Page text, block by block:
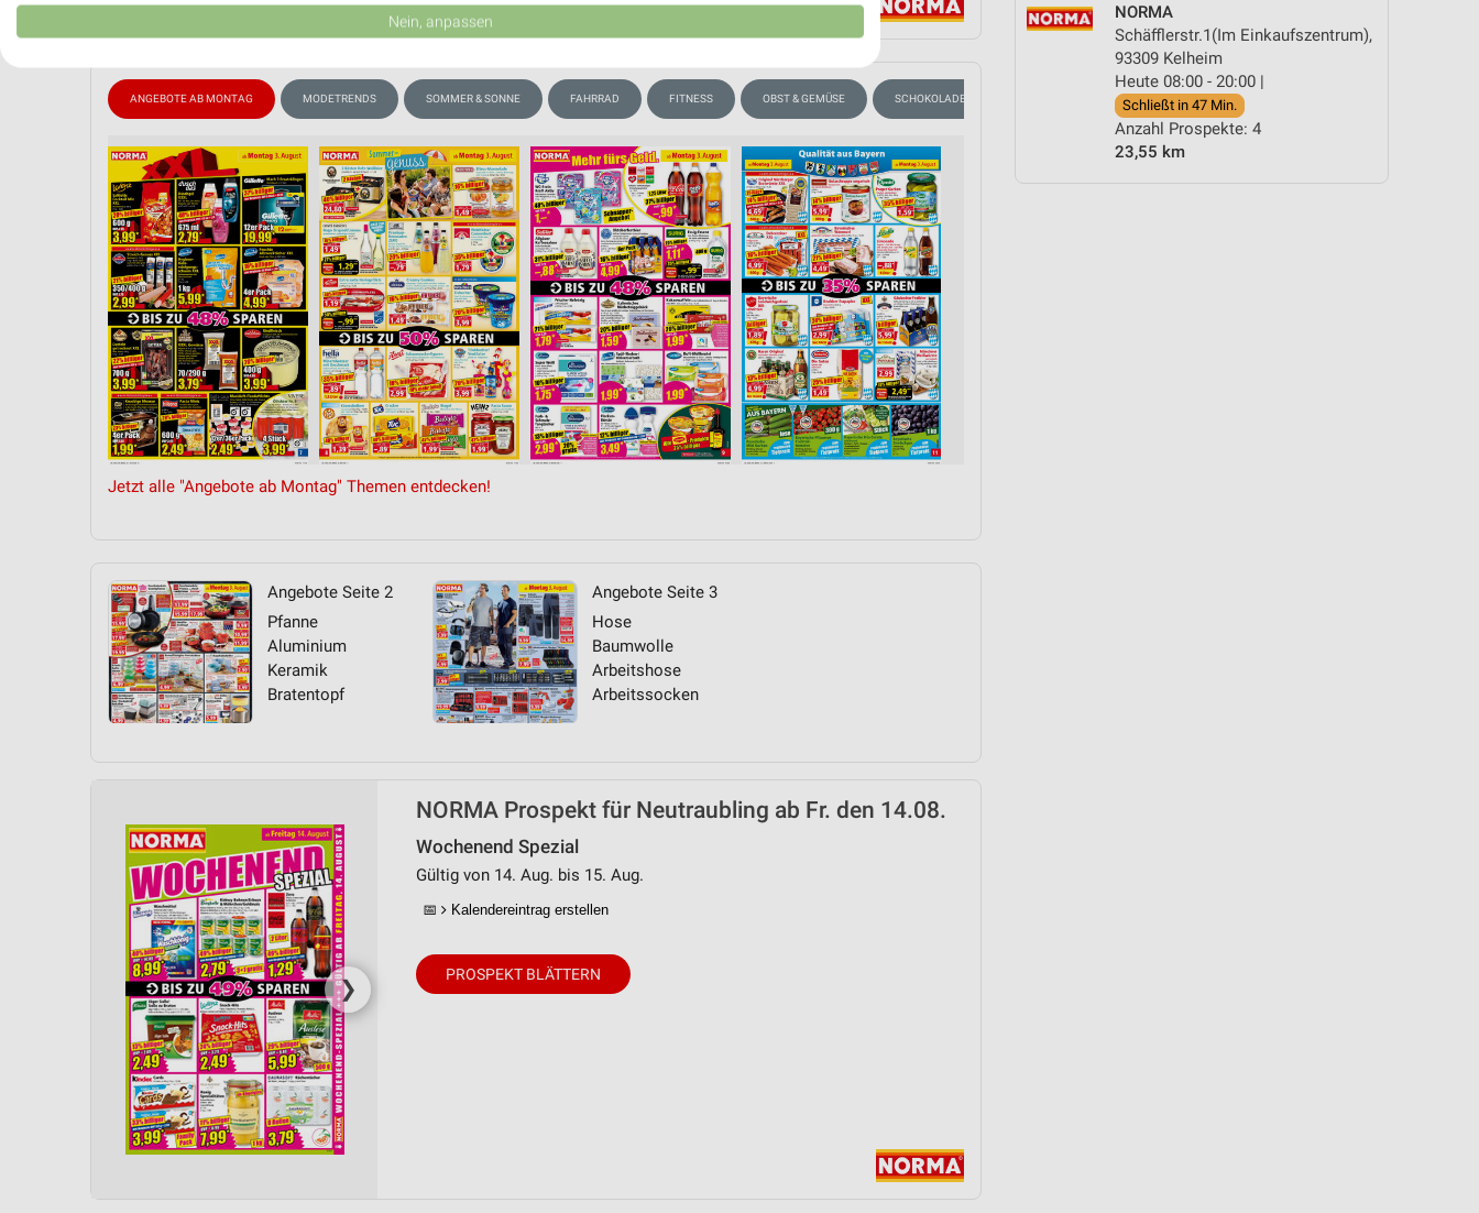
NORMA
Schäfflerstr.1(Im Einkaufszentrum),
93309 Kelheim
Heute 08:00 - 20:00 |
Schließt in 47 Min.
Anzahl Prospekte: 4
23,55 km
ANGEBOTE AB MONTAG MODETRENDS SOMMER & SONNE FAHRRAD FITNESS OBST & GEMÜSE SCHOKOLADE & SÜSSIGKEITEN TÖPFE & PFANNEN
Jetzt alle "Angebote ab Montag" Themen entdecken!
Angebote Seite 2
Pfanne
Aluminium
Keramik
Bratentopf
Angebote Seite 3
Hose
Baumwolle
Arbeitshose
Arbeitssocken
❯
NORMA Prospekt für Neutraubling ab Fr. den 14.08.
Wochenend Spezial
Gültig von 14. Aug. bis 15. Aug.
📅 Kalendereintrag erstellen
PROSPEKT BLÄTTERN
Erstellung von Profilen für personalisierte Werbung
Erstellung von Profilen zur Personalisierung von Inhalten
Verwendung von Profilen zur Auswahl personalisierter Inhalte
Messung der Werbeleistung
Messung der Performance von Inhalten
Analyse von Zielgruppen durch Statistiken oder Kombinationen von Daten aus verschiedenen
Entwicklung und Verbesserung der Angebote
Verwendung reduzierter Daten zur Auswahl von Inhalten
IAB-Besonderheiten:
Verwendung genauer Standortdaten
Notwendig
Performance
Nein, anpassen